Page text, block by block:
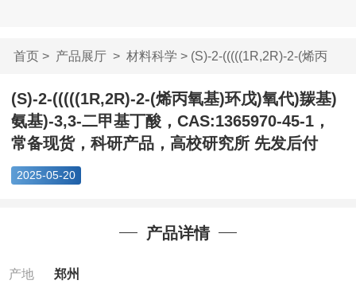
首页> 产品展厅> 材料科学 > (S)-2-(((((1R,2R)-2-(烯丙
氧...
(S)-2-(((((1R,2R)-2-(烯丙氧基)环戊)氧代)羰基)
氨基)-3,3-二甲基丁酸，CAS:1365970-45-1，
常备现货，科研产品，高校研究所 先发后付
2025-05-20
产品详情
产地 郑州